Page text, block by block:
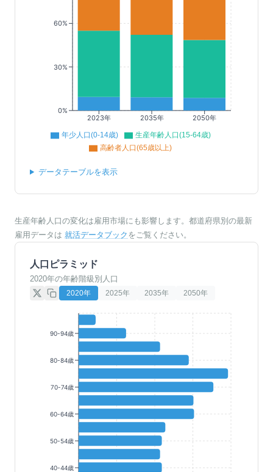
2023年 2035年 2050年
0%
30%
60%
年少人口(0-14歳)
生産年齢人口(15-64歳)
高齢者人口(65歳以上)
データテーブルを表示
生産年齢人口の変化は雇用市場にも影響します。都道府県別の最新
雇用データは 就活データブック をご覧ください。
人口ピラミッド
2020年の年齢階級別人口
2020年 2025年 2035年 2050年
90-94歳
80-84歳
70-74歳
60-64歳
50-54歳
40-44歳